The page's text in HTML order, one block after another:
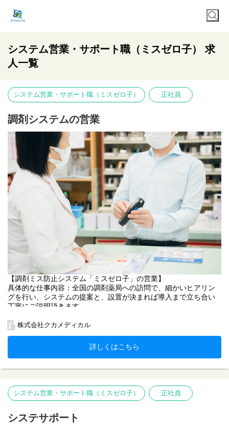
システム営業・サポート職（ミスゼロ子） 求
人一覧
システム営業・サポート職（ミスゼロ子） 正社員
調剤システムの営業
【調剤ミス防止システム「ミスゼロ子」の営業】
具体的な仕事内容：全国の調剤薬局への訪問で、細かいヒアリン
グを行い、システムの提案と、設置が決まれば導入まで立ち合い
丁寧にご説明頂きます。
＊「ミスゼロ子」とは…調剤薬局に欠かせないシステムです。調
剤ミス防止システムのパイオニアとして、業界では圧倒的な知名
度・シェアを誇り、全国47都道府県の調剤調剤薬局で導入されて
株式会社クカメディカル
詳しくはこちら
システム営業・サポート職（ミスゼロ子） 正社員
システサポート